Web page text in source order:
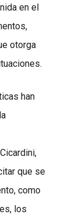
en el
otorga
han
que se
como
los